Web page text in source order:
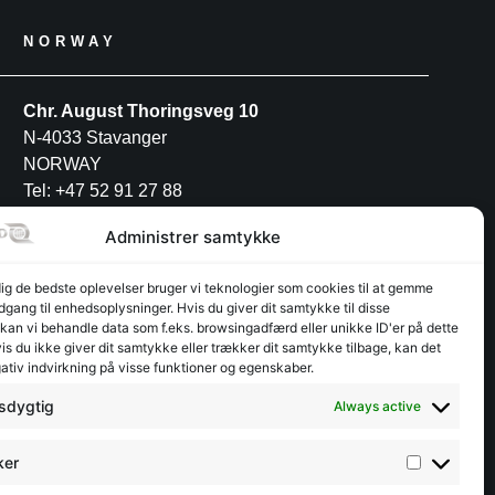
Administrer samtykke
de bedste oplevelser bruger vi teknologier som cookies til at gemme
til enhedsoplysninger. Hvis du giver dit samtykke til disse
vi behandle data som f.eks. browsingadfærd eller unikke ID'er på dette
du ikke giver dit samtykke eller trækker dit samtykke tilbage, kan det
indvirkning på visse funktioner og egenskaber.
Always active
NORWAY
Chr. August Thoringsveg 10
N-4033 Stavanger
NORWAY
Tel: +47 52 91 27 88
INTERFJORD POLAND S.A
Przemysłowa 12
PL-30-701 Kraków
Tel: +48 12 3462944